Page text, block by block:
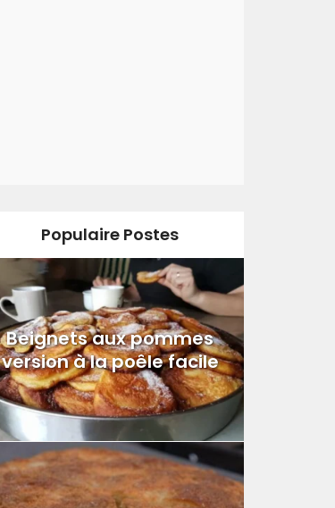
Populaire Postes
Beignets aux pommes
version à la poêle facile